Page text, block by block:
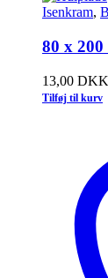
Isenkram,
80 x
13,00 DKK
Tilføj til kurv